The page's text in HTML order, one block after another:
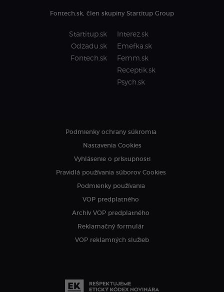
Fontech.sk, člen skupiny Startitup Group
Startitup.sk
Odzadu.sk
Fontech.sk
Interez.sk
Emefka.sk
Femm.sk
Receptik.sk
Psych.sk
Podmienky ochrany súkromia
Nastavenia Cookies
Vyhlásenie o prístupnosti
Pravidlá používania súborov Cookies
Podmienky používania
VOP predplatného
Archív VOP predplatného
Reklamačný formulár
VOP reklamných služieb